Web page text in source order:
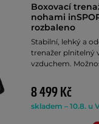
Boxovací
nohami
rozbaleno
Stabilní, lehký a
trenažer plnitelný
vzduchem.
8 499 Kč
skladem – 10.8. u